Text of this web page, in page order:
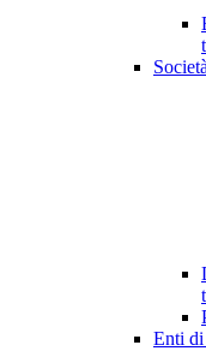
Enti